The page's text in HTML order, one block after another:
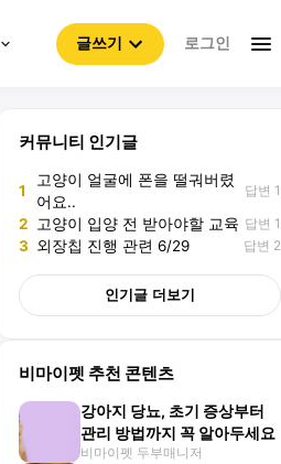
글쓰기 로그인
커뮤니티 인기글
1
고양이 얼굴에 폰을 떨궈버렸
어요..
답변 1
2 고양이 입양 전 받아야할 교육 답변 1
3 외장칩 진행 관련 6/29 답변 2
인기글 더보기
비마이펫 추천 콘텐츠
강아지 당뇨, 초기 증상부터
관리 방법까지 꼭 알아두세요
비마이펫 두부매니저